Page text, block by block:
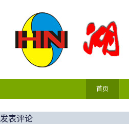
首页
发表评论